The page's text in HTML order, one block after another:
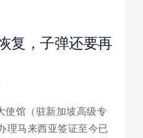
复，子弹还要再
使馆（驻新加坡高级专
理马来西亚签证至今已